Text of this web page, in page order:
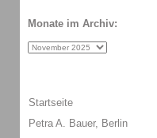
Monate im Archiv:
Startseite
Petra A. Bauer, Berlin